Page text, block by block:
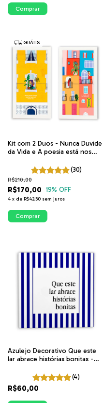
Comprar
GRÁTIS
Kit com 2 Duos - Nunca Duvide
da Vida e A poesia está nos
(30)
R$170,00
R$210,00
19% OFF
4 x de R$42,50 sem juros
Comprar
Azulejo Decorativo Que este
lar abrace histórias bonitas -
(4)
R$60,00